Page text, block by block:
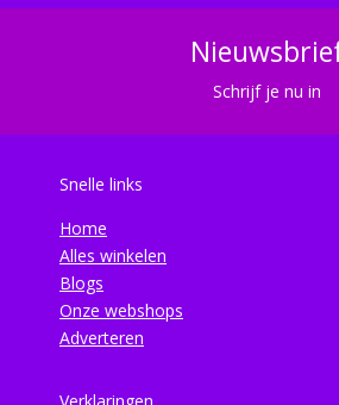
Schrijf je nu in
Snelle links
Home
Alles winkelen
Blogs
Onze webshops
Adverteren